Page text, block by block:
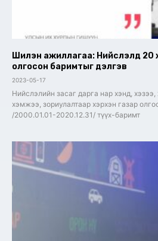
Шилэн ажиллагаа: Нийслэлд 20
олгосон баримтыг дэлгэв
2023-05-17
Нийслэлийн засаг дарга нар хэнд,
хэмжээ, зориулалтаар хэрхэн газар
/2000.01.01-2020.12.31/ түүх-баримт